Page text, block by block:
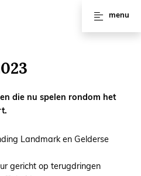
menu
die nu spelen rondom het
Landmark en Gelderse
gericht op terugdringen